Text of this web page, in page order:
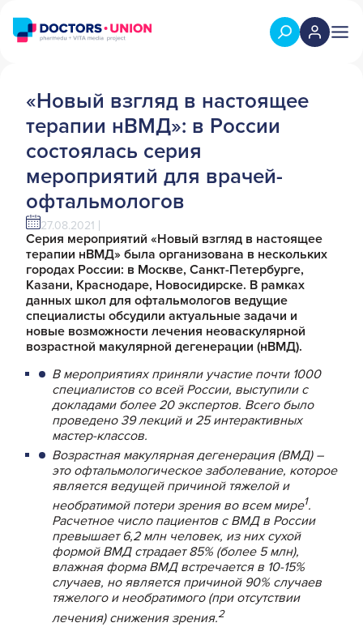
«Новый взгляд в настоящее
терапии нВМД»: в России
состоялась серия
мероприятий для врачей-
офтальмологов
27.08.2021
Серия мероприятий «Новый взгляд в настоящее
терапии нВМД» была организована в нескольких
городах России: в Москве, Санкт-Петербурге,
Казани, Краснодаре, Новосидирске. В рамках
данных школ для офтальмологов ведущие
специалисты обсудили актуальные задачи и
новые возможности лечения неоваскулярной
возрастной макулярной дегенерации (нВМД).
В мероприятиях приняли участие почти 1000
специалистов со всей России, выступили с
докладами более 20 экспертов. Всего было
проведено 39 лекций и 25 интерактивных
мастер-классов.
Возрастная макулярная дегенерация (ВМД) –
это офтальмологическое заболевание, которое
является ведущей причиной тяжелой и
необратимой потери зрения во всем мире1.
Расчетное число пациентов с ВМД в России
превышает 6,2 млн человек, из них сухой
формой ВМД страдает 85% (более 5 млн),
влажная форма ВМД встречается в 10-15%
случаев, но является причиной 90% случаев
тяжелого и необратимого (при отсутствии
лечения) снижения зрения.2